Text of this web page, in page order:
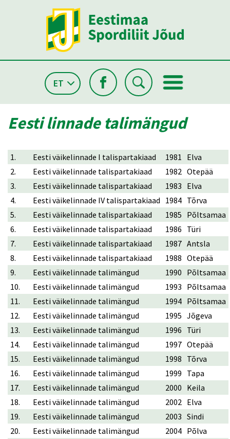
ET
Eesti linnade talimängud
1. Eesti väikelinnade I talispartakiaad 1981
Elva
2.
Eesti väikelinnade talispartakiaad 1982 Otepää
3.
Eesti väikelinnade talispartakiaad 1983 Elva
4.
Eesti väikelinnade IV talispartakiaad 1984 Tõrva
5.
Eesti väikelinnade talispartakiaad 1985 Põltsamaa
6.
Eesti väikelinnade talispartakiaad 1986 Türi
7.
Eesti väikelinnade talispartakiaad 1987 Antsla
8.
Eesti väikelinnade talispartakiaad 1988 Otepää
9.
Eesti väikelinnade talimängud 1990 Põltsamaa
10.
Eesti väikelinnade talimängud 1993 Põltsamaa
11.
Eesti väikelinnade talimängud 1994 Põltsamaa
12.
Eesti väikelinnade talimängud 1995 Jõgeva
13.
Eesti väikelinnade talimängud 1996 Türi
14.
Eesti väikelinnade talimängud 1997 Otepää
15.
Eesti väikelinnade talimängud 1998 Tõrva
16.
Eesti väikelinnade talimängud 1999 Tapa
17.
Eesti väikelinnade talimängud 2000 Keila
18.
Eesti väikelinnade talimängud 2002 Elva
19.
Eesti väikelinnade talimängud 2003 Sindi
20.
Eesti väikelinnade talimängud 2004 Põlva